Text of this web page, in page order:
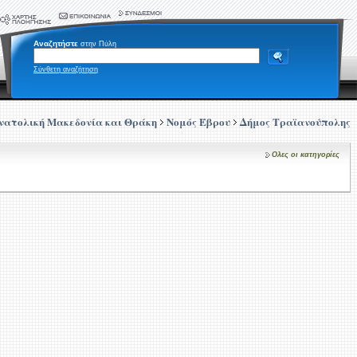
Αναζητήστε στην Πύλη
Σύνθετη αναζήτηση
Μακεδονία και Θράκη Νομός Έβρου Δήμος Τραϊανούπολης
Ολες οι κατηγορίες